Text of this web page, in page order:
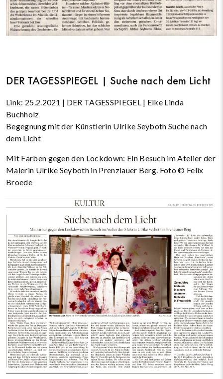
DER TAGESSPIEGEL | Suche nach dem Licht
Link: 25.2.2021 | DER TAGESSPIEGEL | Elke Linda
Buchholz
Begegnung mit der Künstlerin Ulrike Seyboth Suche nach
dem Licht
Mit Farben gegen den Lockdown: Ein Besuch im Atelier der
Malerin Ulrike Seyboth in Prenzlauer Berg. Foto © Felix
Broede